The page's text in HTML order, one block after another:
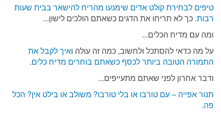
טיפים לבחירת קולט אדים שימנעו מהריח להישאר בבית שעות
רבות. כך לא תריחו את הדגים כשאתם הולכים לישון...
ומה עם מדיח הכלים...
על מה כדאי להסתכל ולחשוב, כמה זה עולה ואיך לקבל את
התמורה הטובה ביותר לכסף כשאתם בוחרים מדיח כלים.
ודבר אחרון לפני שאתם מתעייפים...
תנור אפייה – עם טורבו או בלי טורבו? משולב או בילט אין? הכל
פה.